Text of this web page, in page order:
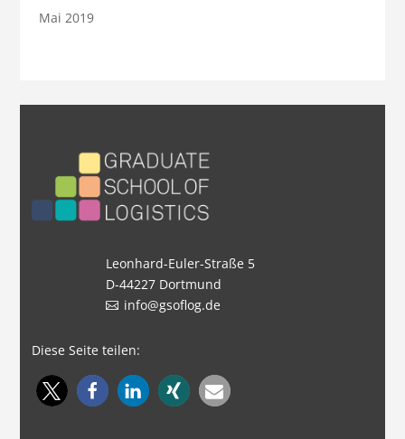
Mai 2019
Leonhard-Euler-Straße 5
D-44227 Dortmund
info@gsoflog.de
Diese Seite teilen: